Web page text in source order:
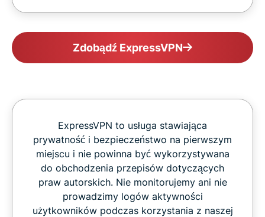
Zdobądź ExpressVPN
ExpressVPN to usługa stawiająca
prywatność i bezpieczeństwo na pierwszym
miejscu i nie powinna być wykorzystywana
do obchodzenia przepisów dotyczących
praw autorskich. Nie monitorujemy ani nie
prowadzimy logów aktywności
użytkowników podczas korzystania z naszej